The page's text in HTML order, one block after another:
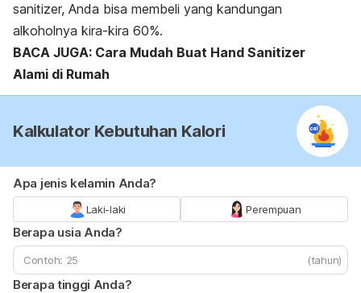
sanitizer, Anda bisa membeli yang kandungan
alkoholnya kira-kira 60%.
BACA JUGA: Cara Mudah Buat Hand Sanitizer
Alami di Rumah
Kalkulator Kebutuhan Kalori
Apa jenis kelamin Anda?
Laki-laki Perempuan
Berapa usia Anda?
(tahun)
Berapa tinggi Anda?